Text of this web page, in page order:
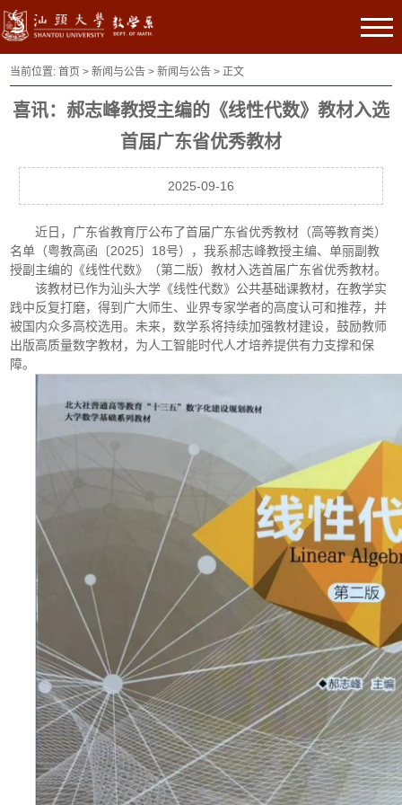
当前位置:首页 >新闻与公告 >新闻与公告 > 正文
喜讯：郝志峰教授主编的《线性代数》教材入选
首届广东省优秀教材
2025-09-16
近日，广东省教育厅公布了首届广东省优秀教材（高等教育类）
名单（粤教高函〔2025〕18号），我系郝志峰教授主编、单丽副教
授副主编的《线性代数》（第二版）教材入选首届广东省优秀教材。
该教材已作为汕头大学《线性代数》公共基础课教材，在教学实
践中反复打磨，得到广大师生、业界专家学者的高度认可和推荐，并
被国内众多高校选用。未来，数学系将持续加强教材建设，鼓励教师
出版高质量数字教材，为人工智能时代人才培养提供有力支撑和保
障。